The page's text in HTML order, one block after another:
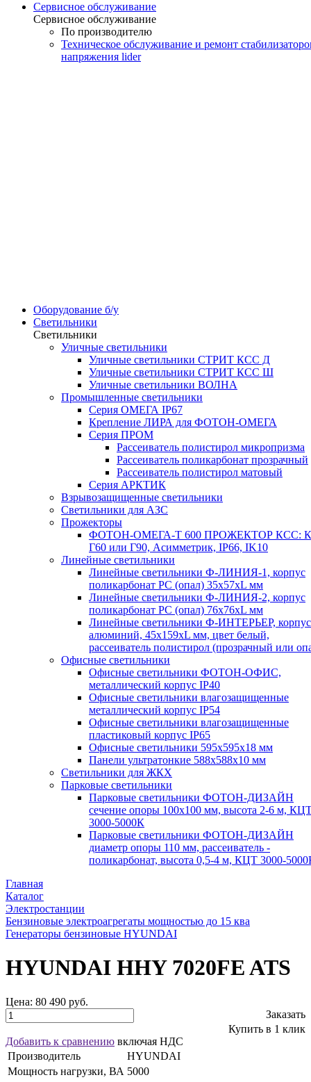
Сервисное обслуживание
Сервисное обслуживание
По производителю
Техническое обслуживание и ремонт
напряжения lider
Оборудование б/у
Светильники
Светильники
Уличные светильники
Уличные светильники СТРИТ КСС Д
Уличные светильники СТРИТ КСС Ш
Уличные светильники ВОЛНА
Промышленные светильники
Серия ОМЕГА IP67
Крепление ЛИРА для ФОТОН-ОМЕГА
Серия ПРОМ
Рассеиватель полистирол микропризма
Рассеиватель поликарбонат прозрачный
Рассеиватель полистирол матовый
Серия АРКТИК
Взрывозащищенные светильники
Светильники для АЗС
Прожекторы
ФОТОН-ОМЕГА-Т 600 ПРОЖЕКТОР КСС:
Г60 или Г90, Асимметрик, IP66, IK10
Линейные светильники
Линейные светильники Ф-ЛИНИЯ-1, корпус
поликарбонат РС (опал) 35х57хL мм
Линейные светильники Ф-ЛИНИЯ-2, корпус
поликарбонат РС (опал) 76х76хL мм
Линейные светильники Ф-ИНТЕРЬЕР, корпус
алюминий, 45х159хL мм, цвет белый,
рассеиватель полистирол (прозрачный или
Офисные светильники
Офисные светильники ФОТОН-ОФИС,
металлический корпус IP40
Офисные светильники влагозащищенные
металлический корпус IP54
Офисные светильники влагозащищенные
пластиковый корпус IP65
Офисные светильники 595х595х18 мм
Панели ультратонкие 588х588х10 мм
Светильники для ЖКХ
Парковые светильники
Парковые светильники ФОТОН-ДИЗАЙН
сечение опоры 100х100 мм, высота 2-6 м,
3000-5000К
Парковые светильники ФОТОН-ДИЗАЙН
диаметр опоры 110 мм, рассеиватель -
поликарбонат, высота 0,5-4 м, КЦТ 3000-
Главная
Каталог
Электростанции
Бензиновые электроагрегаты мощностью до 15 ква
Генераторы бензиновые HYUNDAI
HYUNDAI HHY 7020FE ATS
Цена: 80 490 руб.
Заказать
Купить в 1 клик
Добавить к сравнению включая НДС
Производитель
HYUNDAI
Мощность нагрузки, ВА 5000